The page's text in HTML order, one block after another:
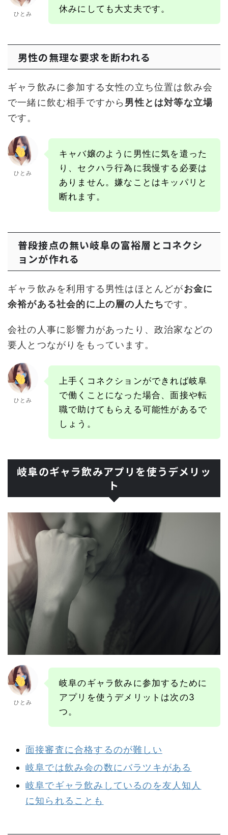
ひとみ
休みにしても大丈夫です。
男性の無理な要求を断われる
ギャラ飲みに参加する女性の立ち位置は飲み会
で一緒に飲む相手ですから 男性とは対等な立場
です。
ひとみ
キャバ嬢のように男性に気を遣った
り、セクハラ行為に我慢する必要は
ありません。嫌なことはキッパリと
断れます。
普段接点の無い岐阜の富裕層とコネクシ
ョンが作れる
ギャラ飲みを利用する男性はほとんどがお金に
余裕がある社会的に上の層の人たちです。
会社の人事に影響力があったり、政治家などの
要人とつながりをもっています。
ひとみ
上手くコネクションができれば岐阜
で働くことになった場合、面接や転
職で助けてもらえる可能性があるで
しょう。
岐阜のギャラ飲みアプリを使うデメリッ
ト
ひとみ
岐阜のギャラ飲みに参加するために
アプリを使うデメリットは次の3
つ。
面接審査に合格するのが難しい
岐阜では飲み会の数にバラツキがある
岐阜でギャラ飲みしているのを友人知人
に知られることも